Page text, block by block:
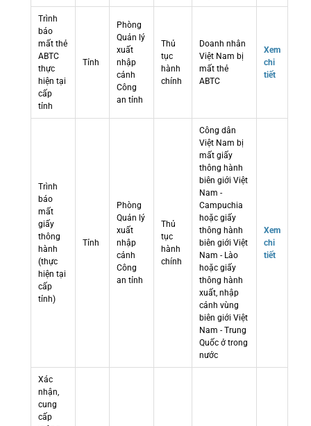
Trình
báo
mất thẻ
ABTC
thực
hiện tại
cấp
tỉnh
Tỉnh
Phòng
Quản lý
xuất
nhập
cảnh
Công
an tỉnh
Thủ
tục
hành
chính
Doanh nhân
Việt Nam bị
mất thẻ
ABTC
Xem
chi
tiết
Trình
báo
mất
giấy
thông
hành
(thực
hiện tại
cấp
tỉnh)
Tỉnh
Phòng
Quản lý
xuất
nhập
cảnh
Công
an tỉnh
Thủ
tục
hành
chính
Công dân
Việt Nam bị
mất giấy
thông hành
biên giới Việt
Nam -
Campuchia
hoặc giấy
thông hành
biên giới Việt
Nam - Lào
hoặc giấy
thông hành
xuất, nhập
cảnh vùng
biên giới Việt
Nam - Trung
Quốc ở trong
nước
Xem
chi
tiết
Xác
nhận,
cung
cấp